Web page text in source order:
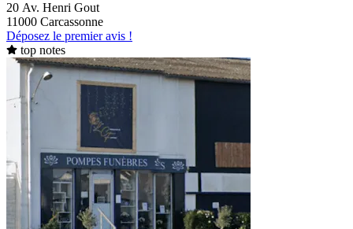
20 Av. Henri Gout
11000 Carcassonne
Déposez le premier avis !
top notes